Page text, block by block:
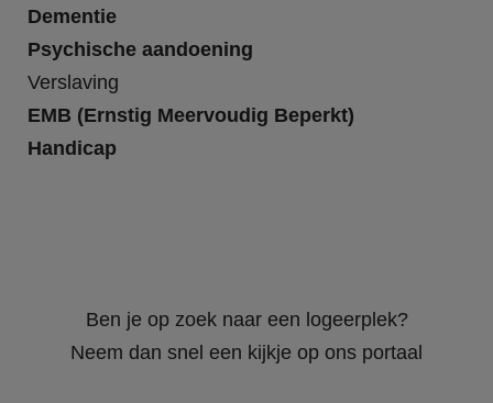
Dementie
Psychische aandoening
Verslaving
EMB (Ernstig Meervoudig Beperkt)
Handicap
Ben je op zoek naar een logeerplek?
Neem dan snel een kijkje op ons portaal